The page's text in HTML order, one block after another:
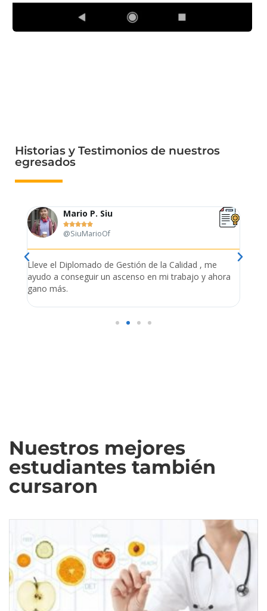
Historias y Testimonios de nuestros
egresados
Mario P. Siu

@SiuMarioOf
Lleve el Diplomado de Gestión de la Calidad , me
ayudo a conseguir un ascenso en mi trabajo y ahora
gano más.
Nuestros mejores
estudiantes también
cursaron